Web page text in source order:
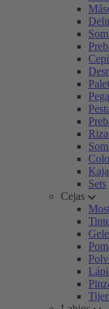
Sets
Cejas